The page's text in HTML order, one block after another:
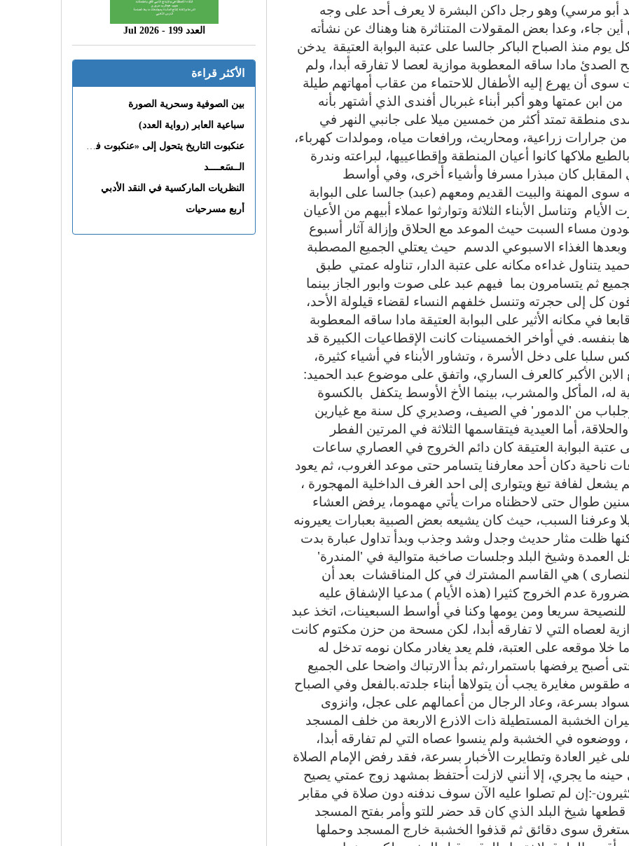
أبو مرسي) وهو رجل داكن البشرة لا يعرف أحد على وجه
جاء، وعدا بعض المقولات المتناثرة هنا وهناك عن نشأته
منذ الصباح الباكر جالسا على عتبة البوابة العتيقة يدخن
مادا ساقه المعطوبة موازية لعصا لا تفارقه أبدا، ولم
أن يهرع إليه الأطفال للاحتماء من عقاب أمهاتهم طيلة
من ابن عمتها وهو أكبر أبناء غبربال أفندى الذي أشتهر بأنه
مدى منطقة تمتد أكثر من خمسين ميلا على جانبي النهر في
جرارات زراعية، ومحاريث، ورافعات مياه، ومولدات كهرباء،
ملاكها كانوا أعيان المنطقة وإقطاعييها، لبراعته وندرة
المقابل كان مبذرا مسرفا وأشياء أخرى، وفي أواسط
سوى المهنة والبيت القديم ومعهم (عبد) جالسا على البوابة
الأيام وتناسل الأبناء الثلاثة وتوارثوا عملاء أبيهم من الأعيان
مساء السبت حيث الموعد مع الحلاق وإزالة آثار أسبوع
الغذاء الاسبوعي الدسم حيث يعتلي الجميع المصطبة
يتناول غداءه مكانه على عتبة الدار، تناوله عمتي طبق
ثم يتسامرون بما فيهم عبد على صوت وابور الجاز بينما
كل إلى حجرته وتنسل خلفهم النساء لقضاء قيلولة الأحد،
في مكانه الأثير على البوابة العتيقة مادا ساقه المعطوبة
بنفسه. في أواخر الخمسينات كانت الإقطاعيات الكبيرة قد
سلبا على دخل الأسرة ، وتشاور الأبناء في أشياء كثيرة،
الأكبر كالعرف الساري، واتفق على موضوع عبد الحميد:
له، المأكل والمشرب، بينما الأخ الأوسط يتكفل بالكسوة
من 'الدمور' في الصيف، وصديري كل سنة مع غيارين
أما العيدية فيتقاسمها الثلاثة في المرتين الفطر
البوابة العتيقة كان دائم الخروج في العصاري ساعات
ناحية دكان أحد معارفنا يتسامر حتى موعد الغروب، ثم يعود
لفافة تبغ ويتوارى إلى احد الغرف الداخلية المهجورة ،
طوال حتى لاحظناه مرات يأتي مهموما، يرفض العشاء
وعرفنا السبب، حيث كان يشيعه بعض الصبية بعبارات يعيرونه
ظلت مثار حديث وجدل وشد وجذب وبدأ تداول عبارة بدت
العمدة وشيخ البلد وجلسات صاخبة متوالية في 'المندرة'
النصارى ) هي القاسم المشترك في كل المناقشات بعد أن
عدم الخروج كثيرا (هذه الأيام ) مدعيا الإشفاق عليه
سريعا ومن يومها وكنا في أواسط السبعينات، اتخذ عبد
لعصاه التي لا تفارقه أبدا، لكن مسحة من حزن مكتوم كانت
موقعه على العتبة، فلم يعد يغادر مكان نومه تدخل له
أصبح يرفضها باستمرار،ثم بدأ الارتباك واضحا على الجميع
طقوس مغايرة يجب أن يتولاها أبناء جلدته.بالفعل وفي الصباح
بسرعة، وعاد الرجال من أعمالهم على عجل، وانزوى
الخشبة المستطيلة ذات الاذرع الاربعة من خلف المسجد
ووضعوه في الخشبة ولم ينسوا عصاه التي لم تفارقه أبدا،
غير العادة وتطايرت الأخبار بسرعة، فقد رفض الإمام الصلاة
ما يجري، إلا أنني لازلت أحتفظ بمشهد زوج عمتي يصيح
:إن لم تصلوا عليه الآن سوف ندفنه دون صلاة في مقابر
شيخ البلد الذي كان قد حضر للتو وأمر بفتح المسجد
تستغرق سوى دقائق ثم قذفوا الخشبة خارج المسجد وحملها
العدد 199 - 2026 Jul
الأكثر قراءة
بين الصوفية وسحرية الصورة
سباعية العابر (رواية العدد)
عنكبوت التاريخ يتحول إلى «عنكبوت فى القلب»
الــسَعــــد
النظريات الماركسية في النقد الأدبي
أربع مسرحيات